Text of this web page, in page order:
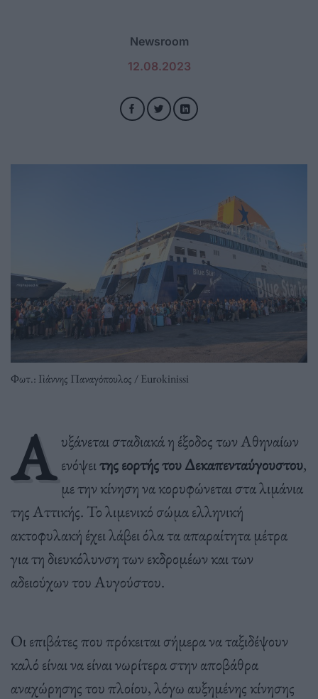
Newsroom
12.08.2023
Φωτ.: Γιάννης Παναγόπουλος / Eurokinissi
Α υξάνεται σταδιακά η έξοδος των Αθηναίων
ενόψειτης εορτής του Δεκαπενταύγουστου,
με την κίνηση να κορυφώνεται στα λιμάνια
της Αττικής. Το λιμενικό σώμα ελληνική
ακτοφυλακή έχει λάβει όλα τα απαραίτητα μέτρα
για τη διευκόλυνση των εκδρομέων και των
αδειούχων του Αυγούστου.
Οι επιβάτες που πρόκειται σήμερα να ταξιδέψουν
καλό είναι να είναι νωρίτερα στην αποβάθρα
αναχώρησης του πλοίου, λόγω αυξημένης κίνησης